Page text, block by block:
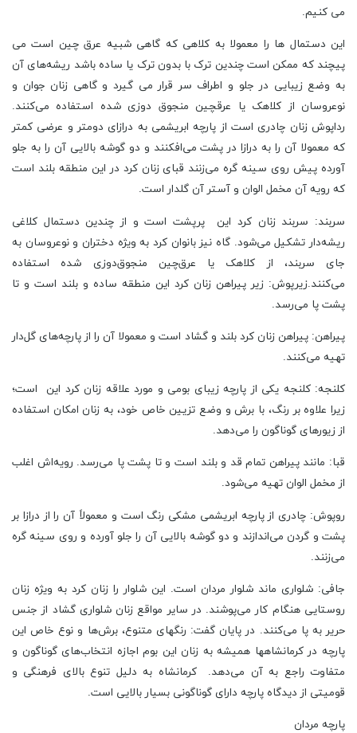
می کنیم.
این دستمال ها را معمولا به کلاهی که گاهی شبیه عرق چین است می
‌پیچند که ممکن است چندین ترک با بدون ترک یا ساده باشد ریشه‌های آن
به وضع زیبایی در جلو و اطراف سر قرار می ‌گیرد و گاهی زنان جوان و
نوعروسان از کلاهک یا عرقچین منجوق دوزی شده استفاده می‌کنند.
رداپوش زنان چادری است از پارچه ابریشمی به درازای دومتر و عرضی کمتر
که معمولا آن را به درازا در پشت می‌افکنند و دو گوشه بالایی آن را به جلو
آورده پیش روی سینه گره می‌زنند قبای زنان کرد در این منطقه بلند است
که رویه آن مخمل الوان و آستر آن گلدار است.
سربند: سربند زنان کرد این پرپشت است و از چندین دستمال کلاغی
ریشه‌دار تشکیل می‌شود. گاه نیز بانوان کرد به ویژه دختران و نوعروسان به
جای سربند، از کلاهک یا عرق‌چین منجوق‌دوزی شده استفاده
می‌کنند.زیرپوش: زیر پیراهن زنان کرد این منطقه ساده و بلند است و تا
پشت پا می‌رسد.
پیراهن: پیراهن زنان کرد بلند و گشاد است و معمولا آن را از پارچه‌های گل‌دار
تهیه می‌کنند.
کلنجه: کلنجه یکی از پارچه زیبای بومی و مورد علاقه زنان کرد این است؛
زیرا علاوه بر رنگ، با برش و وضع تزیین خاص خود، به زنان امکان استفاده
از زیورهای گوناگون را می‌دهد.
قبا: مانند پیراهن تمام قد و بلند است و تا پشت پا می‌رسد. رویه‌اش اغلب
از مخمل الوان تهیه می‌شود.
روپوش: چادری از پارچه ابریشمی مشکی رنگ است و معمولاً آن را از درازا بر
پشت و گردن می‌اندازند و دو گوشه بالایی آن را جلو آورده و روی سینه گره
می‌زنند.
جافی: شلواری ماند شلوار مردان است. این شلوار را زنان کرد به ویژه زنان
روستایی هنگام کار می‌پوشند. در سایر مواقع زنان شلواری گشاد از جنس
حریر به پا می‌کنند. در پایان گفت: رنگهای متنوع، برش‌ها و نوع خاص این
پارچه در کرمانشاهها همیشه به زنان این بوم اجازه انتخاب‌های گوناگون و
متفاوت راجع به آن می‌دهد. کرمانشاه به دلیل تنوع بالای فرهنگی و
قومیتی از دیدگاه پارچه دارای گوناگونی بسیار بالایی است.
پارچه مردان